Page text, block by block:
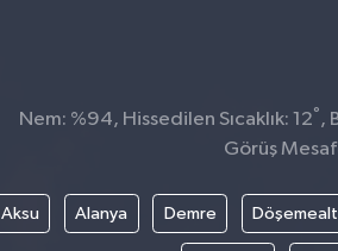
Nem: %94, Hissedilen Sıcaklık: 12° ,
Görüş
Aksu Alanya Demre